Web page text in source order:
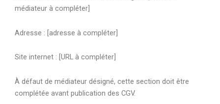
médiateur à compléter]
Adresse : [adresse à compléter]
Site internet : [URL à compléter]
À défaut de médiateur désigné, cette section doit être
complétée avant publication des CGV.